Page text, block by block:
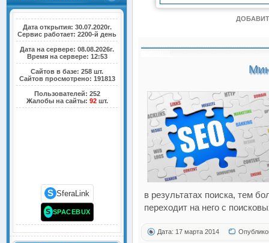
Дата открытия: 30.07.2020г.
Сервис работает: 2200-й день
Дата на сервере: 08.08.2026г.
Время на сервере: 12:53
Сайтов в базе: 258 шт.
Сайтов просмотрено: 191813
Пользователей: 252
Жалобы на сайты: 92шт.
S SferaLink
S SPACEBUX
в результатах поиска, тем
переходит на него с
Дата: 17 марта 2014